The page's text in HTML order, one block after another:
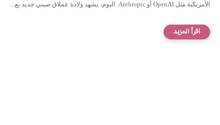
الأمريكية مثل OpenAI أو Anthropic. اليوم، نشهد ولادة عملاق صيني جديد يع...